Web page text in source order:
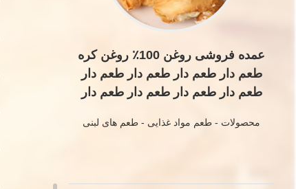
عمده فروشی روغن 100٪ روغن کره
طعم دار طعم دار طعم دار طعم دار
طعم دار طعم دار طعم دار طعم دار
طعم دار طعم دار طعم دار طعم دار
طعم دار طعم دار طعم دار طعم دار
محصولات - طعم مواد غذایی - طعم های لبنی